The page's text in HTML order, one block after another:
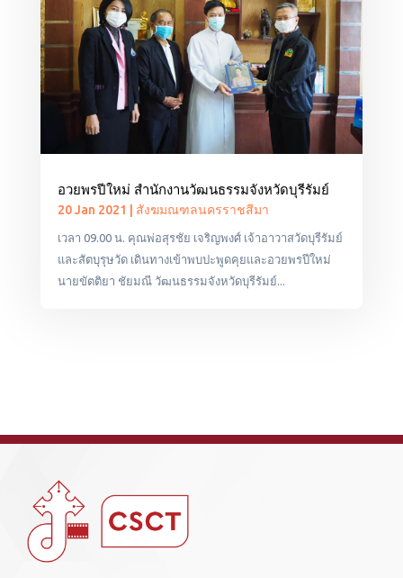
อวยพรปีใหม่ สำนักงานวัฒนธรรมจังหวัดบุรีรัมย์
20 Jan 2021 สังฆมณฑลนครราชสีมา
เวลา 09.00 น. คุณพ่อสุรชัย เจริญพงศ์ เจ้าอาวาสวัดบุรีรัมย์
และสัตบุรุษวัด เดินทางเข้าพบปะพูดคุยและอวยพรปีใหม่
นายขัตติยา ชัยมณี วัฒนธรรมจังหวัดบุรีรัมย์...